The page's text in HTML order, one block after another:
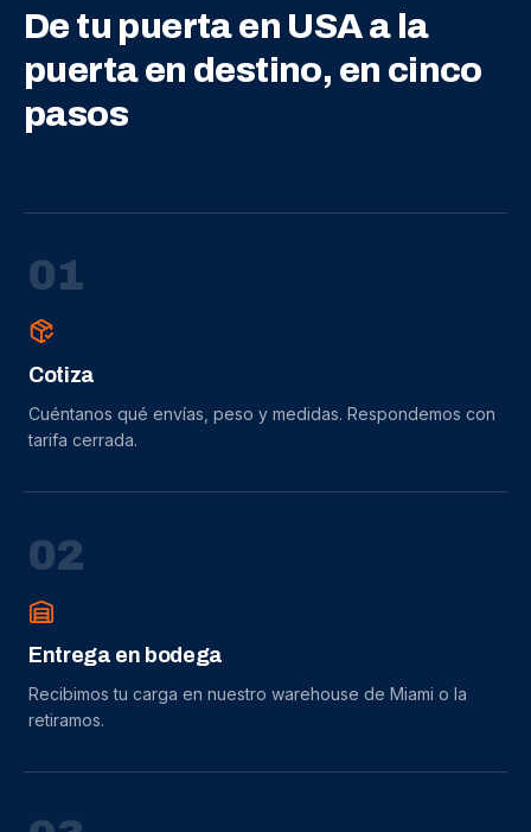
De tu puerta en USA a la
puerta en destino, en cinco
pasos
01
Cotiza
Cuéntanos qué envías, peso y medidas. Respondemos con
tarifa cerrada.
02
Entrega en bodega
Recibimos tu carga en nuestro warehouse de Miami o la
retiramos.